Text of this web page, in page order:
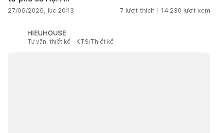
27/06/2026, lúc 20:13 7 lượt thích | 14.230 lượt xem
HIEUHOUSE
Tư vấn, thiết kế - KTS/Thiết kế